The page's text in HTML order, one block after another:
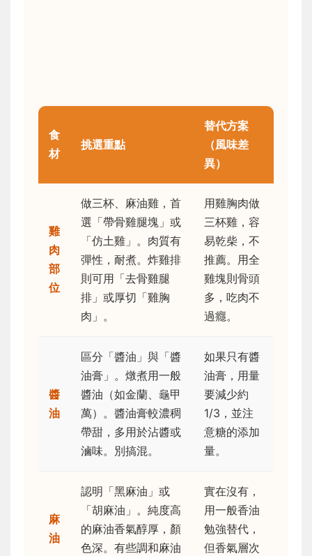
食
材
挑選重點
替代方案
（風味差
異）
雞
肉
部
位
做三杯、麻油雞，首
選「帶骨雞腿塊」或
「仿土雞」。肉質有
彈性，耐煮。炸雞排
則可用「去骨雞腿
排」或厚切「雞胸
肉」。
用雞胸肉做
三杯雞，容
易乾柴，不
推薦。用全
雞塊則骨頭
多，吃肉不
過癮。
醬
油
區分「醬油」與「醬
油膏」。燉煮用一般
醬油（如金蘭、龜甲
萬）。醬油膏較濃稠
帶甜，多用於沾醬或
滷味。別搞混。
如果只有醬
油膏，用量
要減少約
1/3，並注
意糖的添加
量。
麻
油
認明「黑麻油」或
「胡麻油」。純度高
的麻油香氣醇厚，顏
色深。有些調和麻油
實在沒有，
用一般香油
勉強替代，
但香氣層次